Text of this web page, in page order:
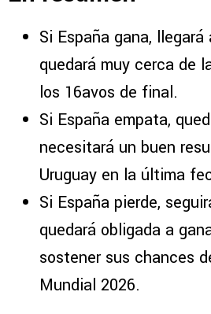
Si España gana,
quedará muy cerca de
los 16avos de final.
Si España empata,
necesitará un buen
Uruguay en la última
Si España pierde,
quedará obligada a
sostener sus chances
Mundial 2026.